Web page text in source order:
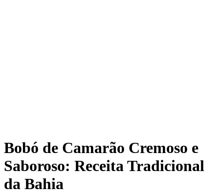
Bobó de Camarão Cremoso e
Saboroso: Receita Tradicional
da Bahia